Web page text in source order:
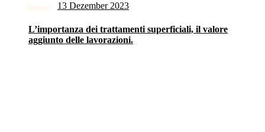
13 Dezember 2023
L’importanza dei trattamenti superficiali, il valore
aggiunto delle lavorazioni.